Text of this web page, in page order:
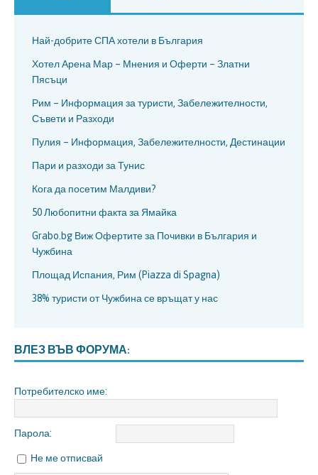
Най-добрите СПА хотели в България
Хотел Арена Мар – Мнения и Оферти – Златни
Пясъци
Рим – Информация за туристи, Забележителности,
Съвети и Разходи
Пулия – Информация, Забележителности, Дестинации
Пари и разходи за Тунис
Кога да посетим Малдиви?
50 Любопитни факта за Ямайка
Grabo.bg Виж Офертите за Почивки в България и
Чужбина
Площад Испания, Рим (Piazza di Spagna)
38% туристи от Чужбина се връщат у нас
ВЛЕЗ ВЪВ ФОРУМА:
Потребителско име:
Парола:
Не ме отписвай